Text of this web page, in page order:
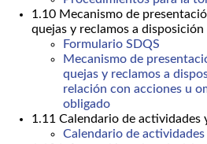
1.10 Mecanismo de
quejas y reclamos a
Formulario SDQS
Mecanismo de
quejas y reclamos a
relación con acciones u
obligado
1.11 Calendario de actividades
Calendario de actividades